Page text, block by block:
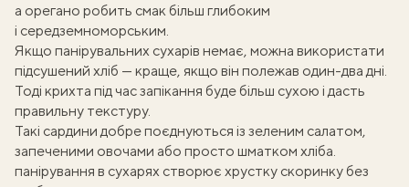
а орегано робить смак більш глибоким
і середземноморським.
Якщо панірувальних сухарів немає, можна використати
підсушений хліб — краще, якщо він полежав один-два дні.
Тоді крихта під час запікання буде більш сухою і дасть
правильну текстуру.
Такі сардинидобре поєднуються із зеленим салатом,
запеченими овочами або просто шматком хліба.
панірування в сухарях створює хрустку скоринку без